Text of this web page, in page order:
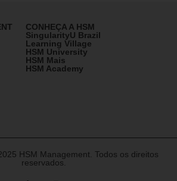
CONHEÇA A HSM
SingularityU Brazil
Learning Village
HSM University
HSM Mais
HSM Academy
HSM Management. Todos os direitos
reservados.